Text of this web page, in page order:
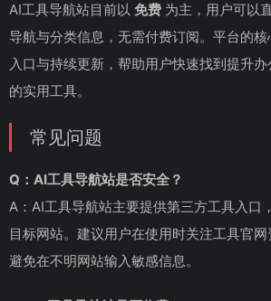
AI工具导航站目前以 免费 为主，用户可以
导航与分类信息，无需付费订阅。平台的
入口与持续更新，帮助用户快速找到提升
的实用工具。
常见问题
Q：AI工具导航站是否安全？
A：AI工具导航站主要提供第三方工具入口
目标网站。建议用户在使用时关注工具官
避免在不明网站输入敏感信息。